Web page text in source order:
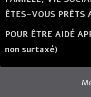
ÊTES-VOUS PRÊTS
POUR ÊTRE AIDÉ
non surtaxé)